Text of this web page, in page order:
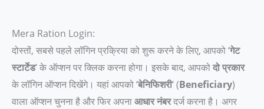
Mera Ration Login:
दोस्तों, सबसे पहले लॉगिन प्रक्रिया को शुरू करने के लिए, आपको ‘गेट
स्टार्टेड‘ के ऑप्शन पर क्लिक करना होगा। इसके बाद, आपकोदो प्रकार
के लॉगिन ऑप्शन दिखेंगे। यहां आपको ‘बेनिफिशरी‘ (Beneficiary)
वाला ऑप्शन चुनना है और फिर अपनाआधार नंबरदर्ज करना है। अगर